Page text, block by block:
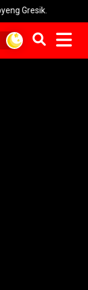
PLN Heran 10